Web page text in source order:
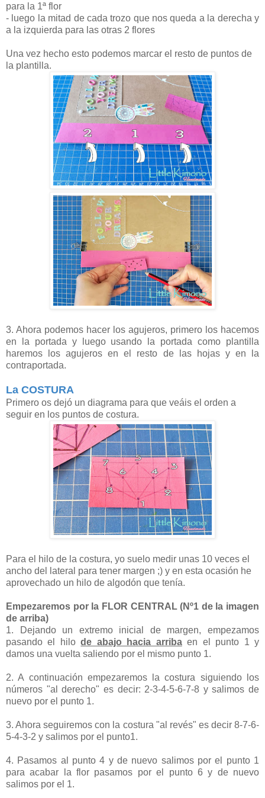
para la 1ª flor
- luego la mitad de cada trozo que nos queda a la derecha y
a la izquierda para las otras 2 flores
Una vez hecho esto podemos marcar el resto de puntos de
la plantilla.
3. Ahora podemos hacer los agujeros, primero los hacemos
en la portada y luego usando la portada como plantilla
haremos los agujeros en el resto de las hojas y en la
contraportada.
La COSTURA
Primero os dejó un diagrama para que veáis el orden a
seguir en los puntos de costura.
Para el hilo de la costura, yo suelo medir unas 10 veces el
ancho del lateral para tener margen ;) y en esta ocasión he
aprovechado un hilo de algodón que tenía.
Empezaremos por la FLOR CENTRAL (Nº1 de la imagen
de arriba)
1. Dejando un extremo inicial de margen, empezamos
pasando el hilode abajo hacia arribaen el punto 1 y
damos una vuelta saliendo por el mismo punto 1.
2. A continuación empezaremos la costura siguiendo los
números "al derecho" es decir: 2-3-4-5-6-7-8 y salimos de
nuevo por el punto 1.
3. Ahora seguiremos con la costura "al revés" es decir 8-7-6-
5-4-3-2 y salimos por el punto1.
4. Pasamos al punto 4 y de nuevo salimos por el punto 1
para acabar la flor pasamos por el punto 6 y de nuevo
salimos por el 1.